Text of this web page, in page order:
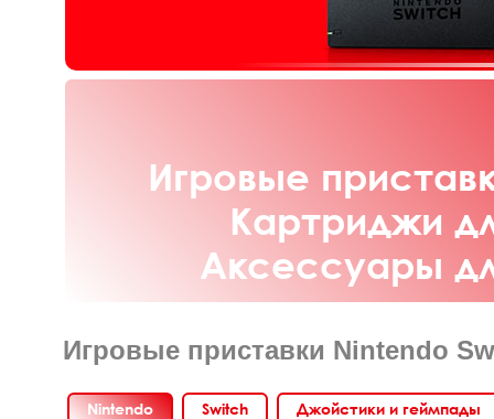
Игровые
Картриджи
Аксессуары
Игровые приставки Nintendo
Nintendo Switch Джойстики и геймпады